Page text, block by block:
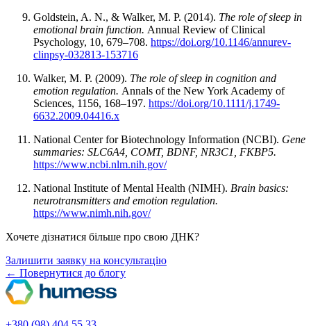
Goldstein, A. N., & Walker, M. P. (2014). The role of sleep in
emotional brain function. Annual Review of Clinical
Psychology, 10, 679–708. https://doi.org/10.1146/annurev-
clinpsy-032813-153716
Walker, M. P. (2009). The role of sleep in cognition and
emotion regulation. Annals of the New York Academy of
Sciences, 1156, 168–197. https://doi.org/10.1111/j.1749-
6632.2009.04416.x
National Center for Biotechnology Information (NCBI). Gene
summaries: SLC6A4, COMT, BDNF, NR3C1, FKBP5.
https://www.ncbi.nlm.nih.gov/
National Institute of Mental Health (NIMH). Brain basics:
neurotransmitters and emotion regulation.
https://www.nimh.nih.gov/
Хочете дізнатися більше про свою ДНК?
Залишити заявку на консультацію
← Повернутися до блогу